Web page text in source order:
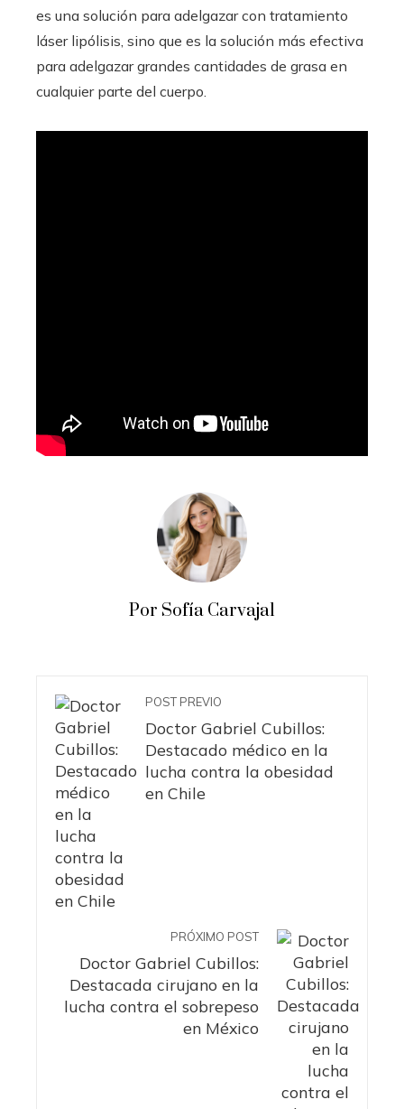
es una solución para adelgazar con tratamiento
láser lipólisis, sino que es la solución más efectiva
para adelgazar grandes cantidades de grasa en
cualquier parte del cuerpo.
Por Sofía Carvajal
POST PREVIO
Doctor Gabriel Cubillos:
Destacado médico en la
lucha contra la obesidad
en Chile
PRÓXIMO POST
Doctor Gabriel Cubillos:
Destacada cirujano en la
lucha contra el sobrepeso
en México